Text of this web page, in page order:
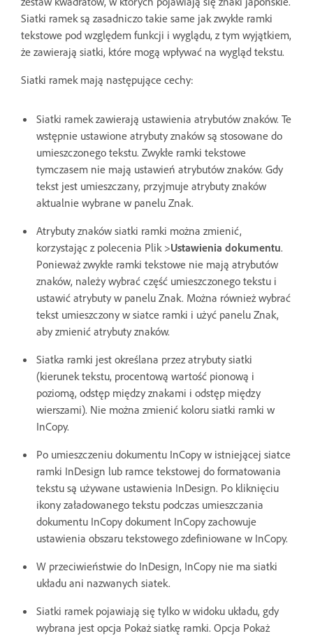
Siatki ramek są zasadniczo takie same jak zwykłe ramki
tekstowe pod względem funkcji i wyglądu, z tym wyjątkiem,
że zawierają siatki, które mogą wpływać na wygląd tekstu.
Siatki ramek mają następujące cechy:
Siatki ramek zawierają ustawienia atrybutów znaków. Te
wstępnie ustawione atrybuty znaków są stosowane do
umieszczonego tekstu. Zwykłe ramki tekstowe
tymczasem nie mają ustawień atrybutów znaków. Gdy
tekst jest umieszczany, przyjmuje atrybuty znaków
aktualnie wybrane w panelu Znak.
Atrybuty znaków siatki ramki można zmienić,
korzystając z polecenia Plik >Ustawienia dokumentu.
Ponieważ zwykłe ramki tekstowe nie mają atrybutów
znaków, należy wybrać część umieszczonego tekstu i
ustawić atrybuty w panelu Znak. Można również wybrać
tekst umieszczony w siatce ramki i użyć panelu Znak,
aby zmienić atrybuty znaków.
Siatka ramki jest określana przez atrybuty siatki
(kierunek tekstu, procentową wartość pionową i
poziomą, odstęp między znakami i odstęp między
wierszami). Nie można zmienić koloru siatki ramki w
InCopy.
Po umieszczeniu dokumentu InCopy w istniejącej siatce
ramki InDesign lub ramce tekstowej do formatowania
tekstu są używane ustawienia InDesign. Po kliknięciu
ikony załadowanego tekstu podczas umieszczania
dokumentu InCopy dokument InCopy zachowuje
ustawienia obszaru tekstowego zdefiniowane w InCopy.
W przeciwieństwie do InDesign, InCopy nie ma siatki
układu ani nazwanych siatek.
Siatki ramek pojawiają się tylko w widoku układu, gdy
wybrana jest opcja Pokaż siatkę ramki. Opcja Pokaż